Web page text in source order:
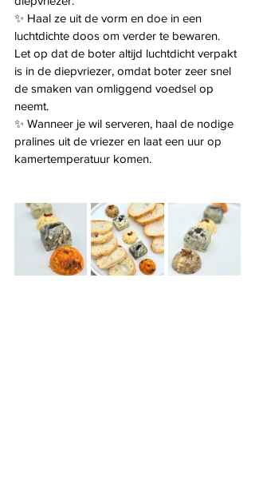
✨ Haal ze uit de vorm en doe in een
luchtdichte doos om verder te bewaren.
Let op dat de boter altijd luchtdicht verpakt
is in de diepvriezer, omdat boter zeer snel
de smaken van omliggend voedsel op
neemt.
✨ Wanneer je wil serveren, haal de nodige
pralines uit de vriezer en laat een uur op
kamertemperatuur komen.